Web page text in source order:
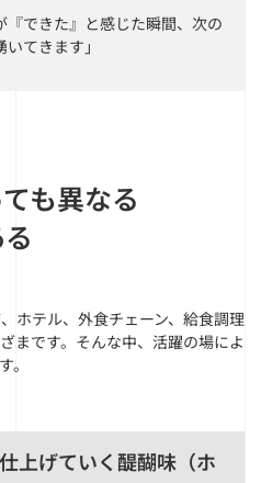
できた』と感じた瞬間、次の
てきます」
も異なる
ホテル、外食チェーン、給食調理
まです。そんな中、活躍の場によ
。
上げていく醍醐味（ホ